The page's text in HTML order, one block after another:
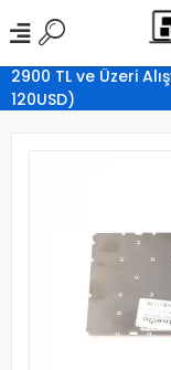
2900 TL ve Üzeri
120USD)